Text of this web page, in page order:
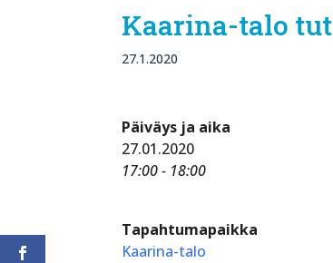
Kaarina-talo
27.1.2020
Päiväys ja aika
27.01.2020
17:00 - 18:00
Tapahtumapaikka
Kaarina-talo